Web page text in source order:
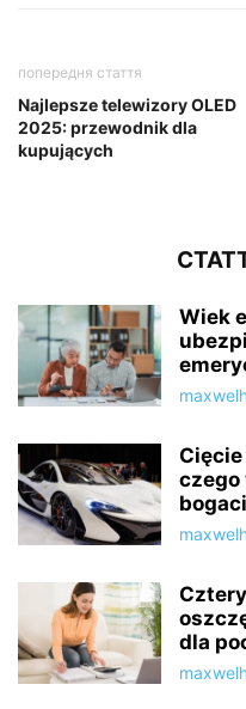
попередня стаття
Najlepsze telewizory OLED
2025: przewodnik dla
kupujących
Wiek
czego
bogaci
dla